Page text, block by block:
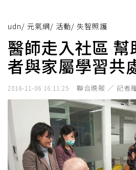
udn/ 元氣網/ 活動/ 失智照護
醫師走入社區 幫
者與家屬學習共
2016-11-06 16:11:25 聯合晚報 ／ 記者